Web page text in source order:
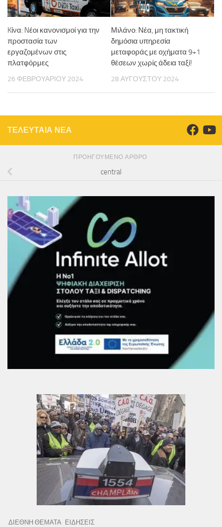
Kίνα: Nέοι κανονισμοί για την
προστασία των
εργαζομένων στις
πλατφόρμες
26 ΦΕΒΡΟΥΑΡΊΟΥ 2024
Μιλάνο: Νέα, μη τακτική
δημόσια υπηρεσία
μεταφοράς με οχήματα 9+1
θέσεων χωρίς άδεια ταξί!
28 ΑΥΓΟΎΣΤΟΥ 2024
ΤΕΛΕΥΤΑΙΑ ΝΕΑ
ΠΡΟΗΓΟΎΜΕΝΟ ΆΡΘΡΟ
central
ΔΙΕΘΝΗ ΘΕΜΑΤΑ ΕΙΔΗΣΕΙΣ